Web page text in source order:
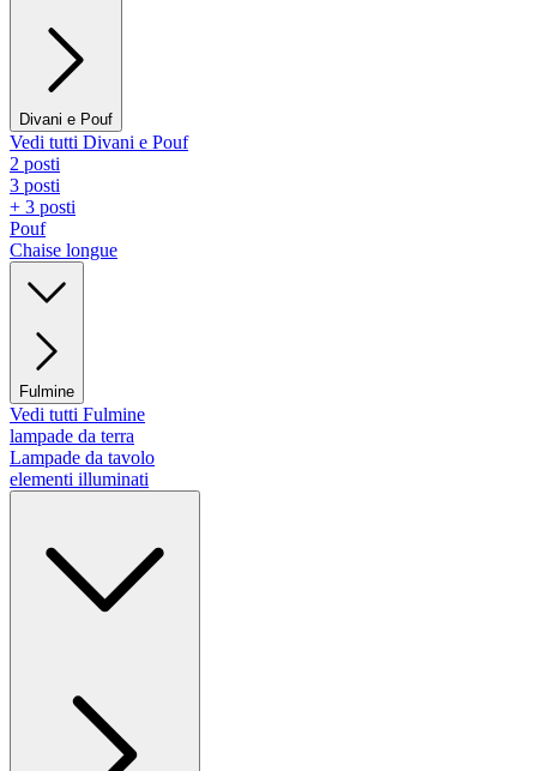
Divani e Pouf
Vedi tutti Divani e Pouf
2 posti
3 posti
+ 3 posti
Pouf
Chaise longue
Fulmine
Vedi tutti Fulmine
lampade da terra
Lampade da tavolo
elementi illuminati